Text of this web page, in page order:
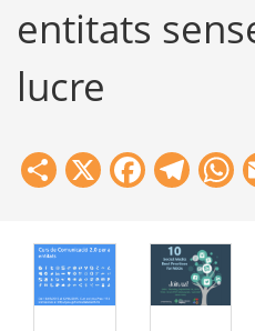
Formació
Eines
entitats
lucre
Share
X